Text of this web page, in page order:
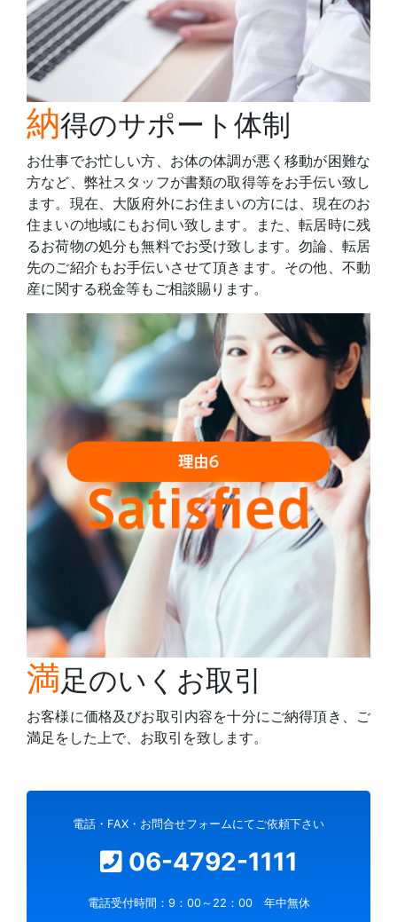
納得のサポート体制
お仕事でお忙しい方、お体の体調が悪く移動が困難な
方など、弊社スタッフが書類の取得等をお手伝い致し
ます。現在、大阪府外にお住まいの方には、現在のお
住まいの地域にもお伺い致します。また、転居時に残
るお荷物の処分も無料でお受け致します。勿論、転居
先のご紹介もお手伝いさせて頂きます。その他、不動
産に関する税金等もご相談賜ります。
満足のいくお取引
お客様に価格及びお取引内容を十分にご納得頂き、ご
満足をした上で、お取引を致します。
電話・FAX・お問合せフォームにてご依頼下さい
06-4792-1111
電話受付時間：9：00～22：00 年中無休